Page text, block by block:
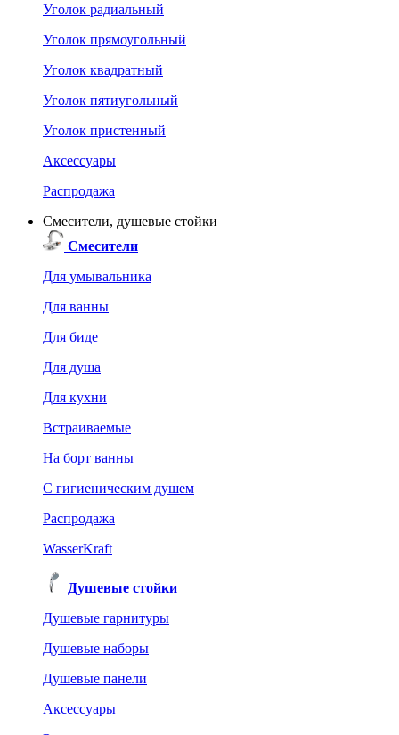
Уголок радиальный
Уголок прямоугольный
Уголок квадратный
Уголок пятиугольный
Уголок пристенный
Аксессуары
Распродажа
Смесители, душевые стойки
Смесители
Для умывальника
Для ванны
Для биде
Для душа
Для кухни
Встраиваемые
На борт ванны
C гигиеническим душем
Распродажа
WasserKraft
Душевые стойки
Душевые гарнитуры
Душевые наборы
Душевые панели
Аксессуары